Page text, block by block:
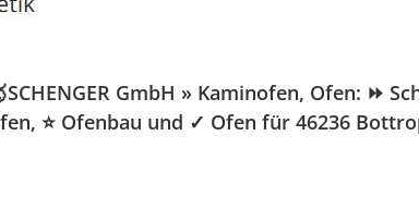
GmbH » Kaminofen, Ofen:
⭐ Ofenbau und ✓ Ofen für 46236